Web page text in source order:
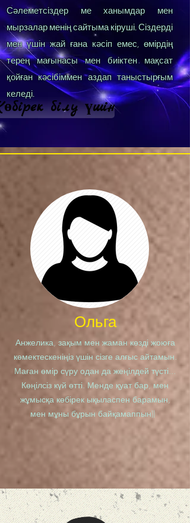
Сәлеметсіздер ме ханымдар мен
мырзалар менің сайтыма кіруші. Сіздерді
мен үшін жай ғана кәсіп емес, өмірдің
терең мағынасы мен биіктен мақсат
қойған кәсібіммен аздап таныстырғым
келеді.
білу үшін
Ольга
Анжелика, зақым мен жаман көзді жоюға
көмектескеніңіз үшін сізге алғыс айтамын.
Маған өмір сүру одан да жеңілдей түсті...
Көңілсіз күй өтті. Менде қуат бар, мен
жұмысқа көбірек ықыласпен барамын,
мен мұны бұрын байқамаппын))